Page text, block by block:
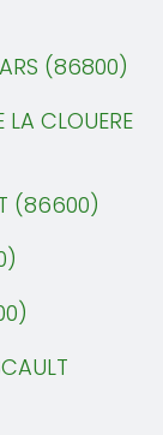
(86800)
CLOUERE
(86600)